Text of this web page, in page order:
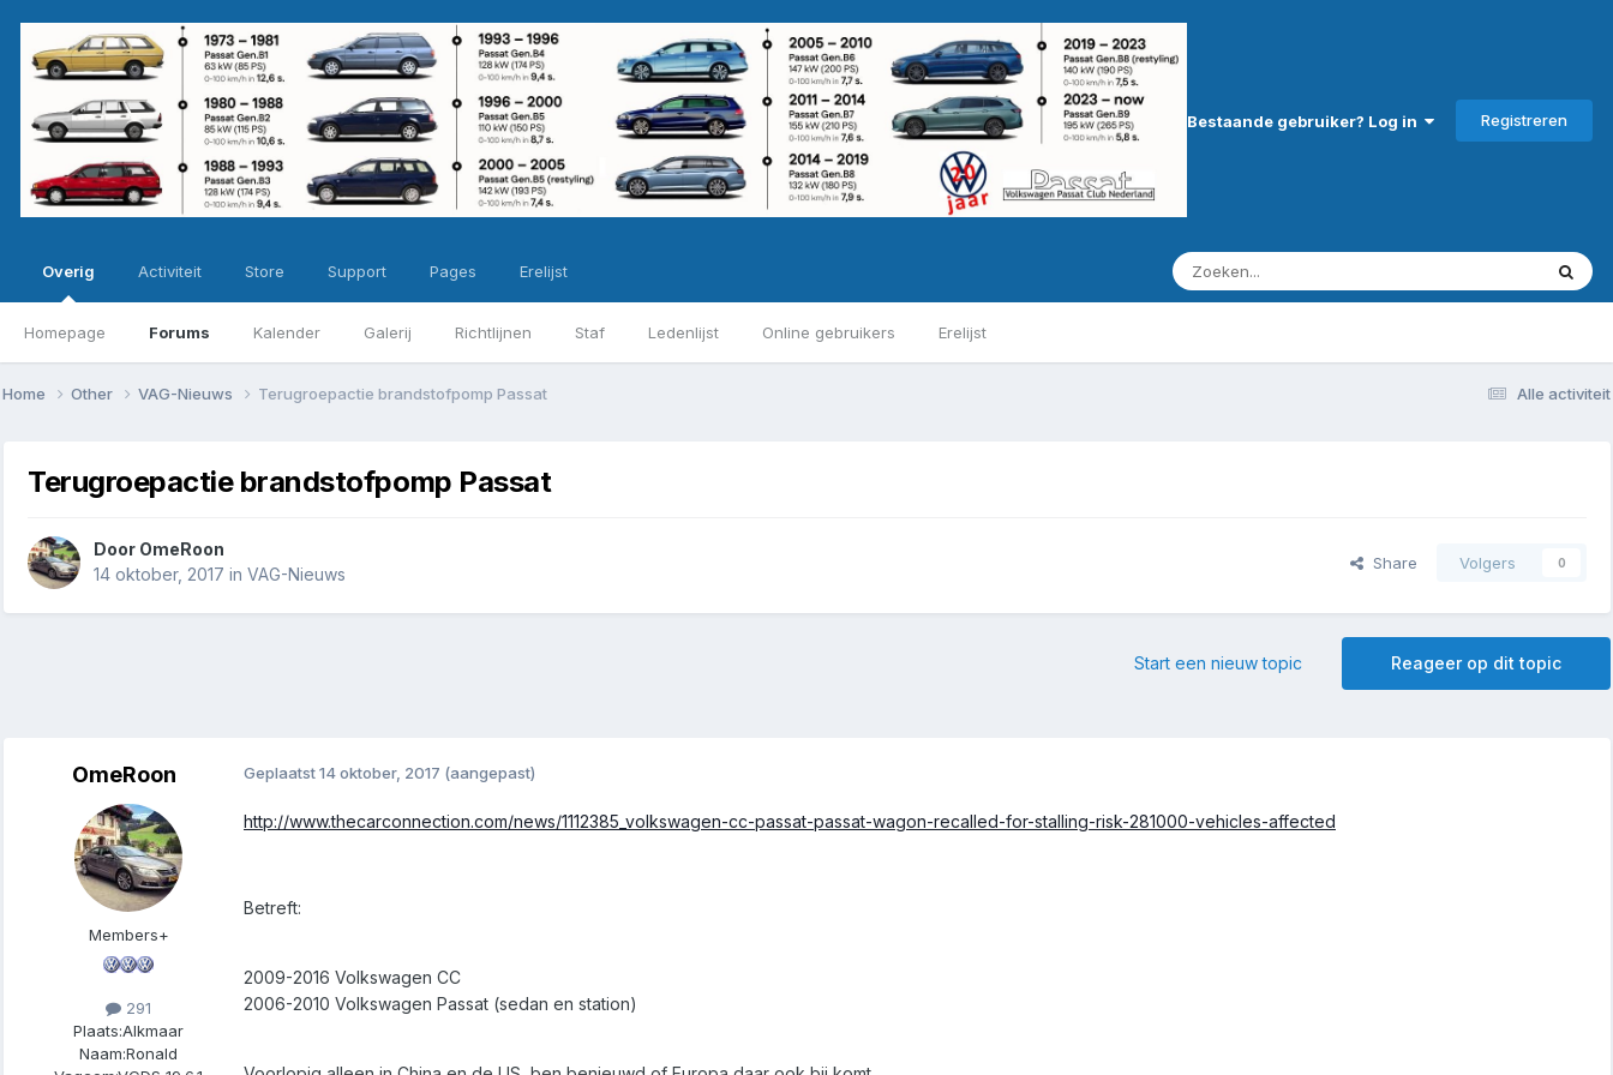
Bestaande gebruiker? Log in Registreren
Overig
Homepage Forums Kalender Galerij Richtlijnen Staf Ledenlijst Online gebruikers Erelijst
Activiteit Store Support Pages Erelijst
Alle activiteit
Home Other VAG-Nieuws Terugroepactie brandstofpomp Passat
Terugroepactie brandstofpomp Passat
Door OmeRoon
14 oktober, 2017 in VAG-Nieuws
Share Volgers 0
Reageer op dit topic
Start een nieuw topic
OmeRoon
Members+
291
Plaats:Alkmaar
Naam:Ronald
Geplaatst14 oktober, 2017 (aangepast)
http://www.thecarconnection.com/news/1112385_volkswagen-cc-passat-passat-wagon-recalled-for-stalling-risk-281000-vehicles-affected
Betreft:
2009-2016 Volkswagen CC
2006-2010 Volkswagen Passat (sedan en station)